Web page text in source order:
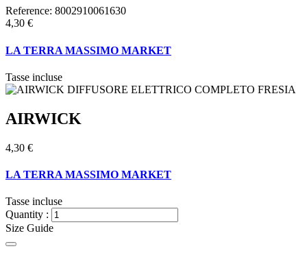
Reference: 8002910061630
4,30 €
LA TERRA MASSIMO MARKET
Tasse incluse
AIRWICK
4,30 €
LA TERRA MASSIMO MARKET
Tasse incluse
Quantity :
Size Guide